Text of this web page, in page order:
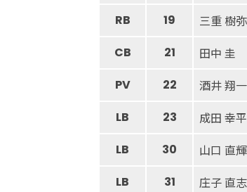
RB
19 三重 樹弥
CB
21 田中 圭
PV
22 酒井 翔
LB
23 成田 幸平
LB
30 山口 直輝
LB
31 庄子 直志